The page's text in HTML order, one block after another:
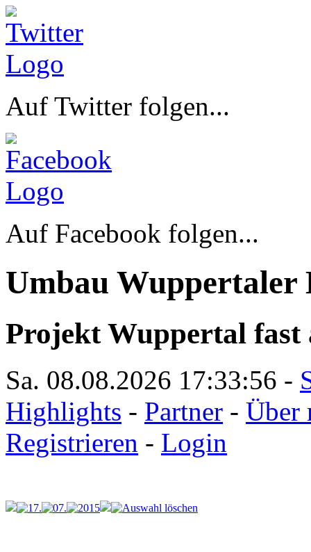
Auf Twitter folgen...
Auf Facebook folgen...
Umbau Wuppertaler
Projekt Wuppertal fast
Sa. 08.08.2026 17:33:56 -
Highlights - Partner - Über
Registrieren - Login